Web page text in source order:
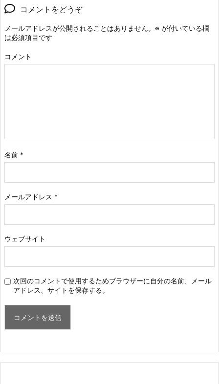
コメントをどうぞ
メールアドレスが公開されることはありません。 ※ が付いている欄
は必須項目です
コメント
名前 *
メールアドレス *
ウェブサイト
次回のコメントで使用するためブラウザーに自分の名前、メール
アドレス、サイトを保存する。